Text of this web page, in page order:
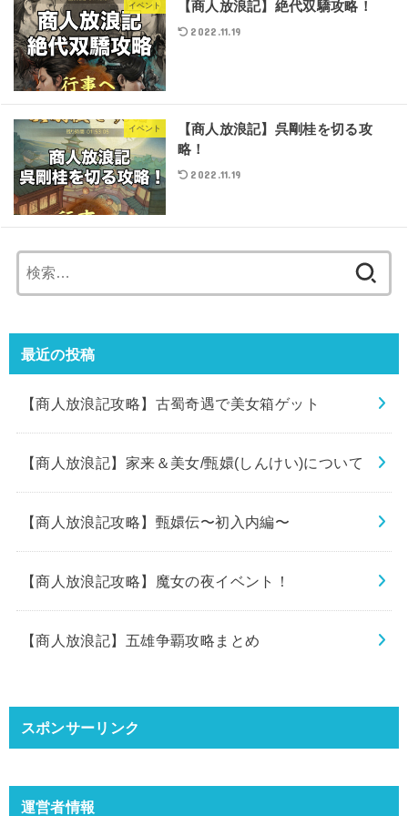
イベント 【商人放浪記】絶代双驕攻略！
2022.11.19
イベント
【商人放浪記】呉剛桂を切る攻
略！
2022.11.19
索:
最近の投稿
【商人放浪記攻略】古蜀奇遇で美女箱ゲット
【商人放浪記】家来＆美女/甄嬛(しんけい)について
【商人放浪記攻略】甄嬛伝〜初入内編〜
【商人放浪記攻略】魔女の夜イベント！
【商人放浪記】五雄争覇攻略まとめ
スポンサーリンク
運営者情報